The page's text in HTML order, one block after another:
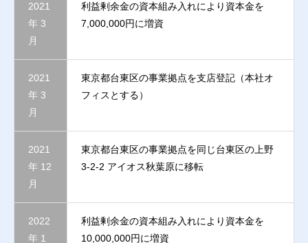
2021
年 3
月​
利益剰余金の資本組み入れにより資本金を
7,000,000円に増資​
2021
年 3
月​
東京都台東区の事業拠点を支店登記（本社オ
フィスとする）​
2021
年 12
月
東京都台東区の事業拠点を同じ台東区の上野
3-2-2 アイオス秋葉原に移転​
2022
年 1
利益剰余金の資本組み入れにより資本金を
10,000,000円に増資​